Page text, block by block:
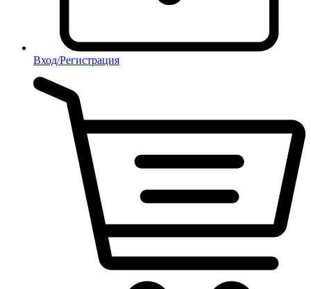
Вход/Регистрация